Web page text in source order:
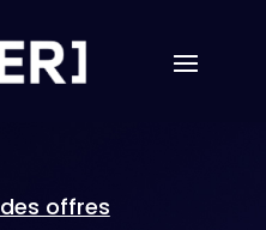
offres